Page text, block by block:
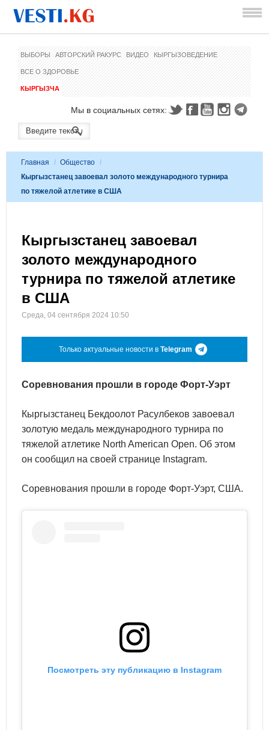
ВЫБОРЫ АВТОРСКИЙ РАКУРС ВИДЕО КЫРГЫЗОВЕДЕНИЕ
ВСЕ О ЗДОРОВЬЕ
КЫРГЫЗЧА
Мы в социальных сетях:
Главная / Общество /
Кыргызстанец завоевал золото международного турнира
по тяжелой атлетике в США
Кыргызстанец завоевал
золото международного
турнира по тяжелой атлетике
в США
Среда, 04 сентября 2024 10:50
Только актуальные новости в Telegram
Соревнования прошли в городе Форт-Уэрт
Кыргызстанец Бекдоолот Расулбеков завоевал
золотую медаль международного турнира по
тяжелой атлетике North American Open. Об этом
он сообщил на своей странице Instagram.
Соревнования прошли в городе Форт-Уэрт, США.
Посмотреть эту публикацию в Instagram